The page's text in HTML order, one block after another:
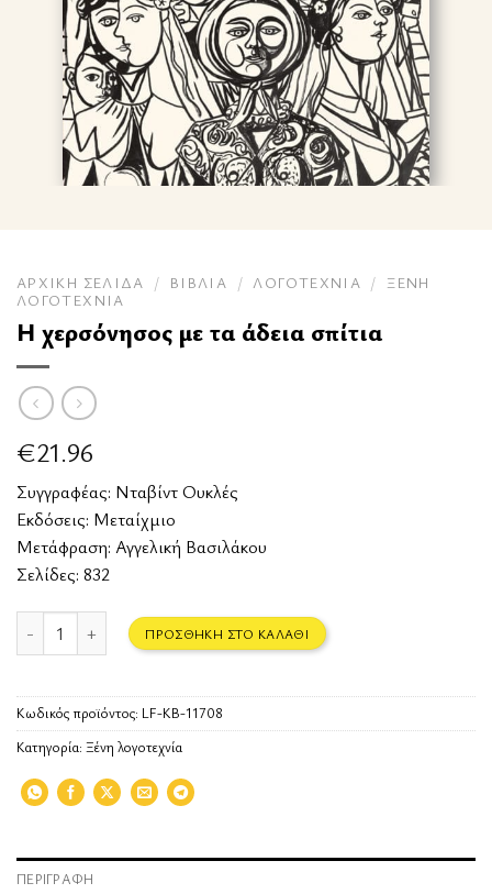
ΑΡΧΙΚΉ ΣΕΛΊΔΑ / ΒΙΒΛΊΑ / ΛΟΓΟΤΕΧΝΊΑ /
ΞΈΝΗ
ΛΟΓΟΤΕΧΝΊΑ
Η χερσόνησος με τα άδεια σπίτια
€21.96
Συγγραφέας: Νταβίντ Ουκλές
Εκδόσεις: Μεταίχμιο
Μετάφραση: Αγγελική Βασιλάκου
Σελίδες: 832
Η χερσόνησος με τα άδεια σπίτια ποσότητα
ΠΡΟΣΘΉΚΗ ΣΤΟ ΚΑΛΆΘΙ
Κωδικός προϊόντος: LF-KB-11708
Κατηγορία: Ξένη λογοτεχνία
ΠΕΡΙΓΡΑΦΉ